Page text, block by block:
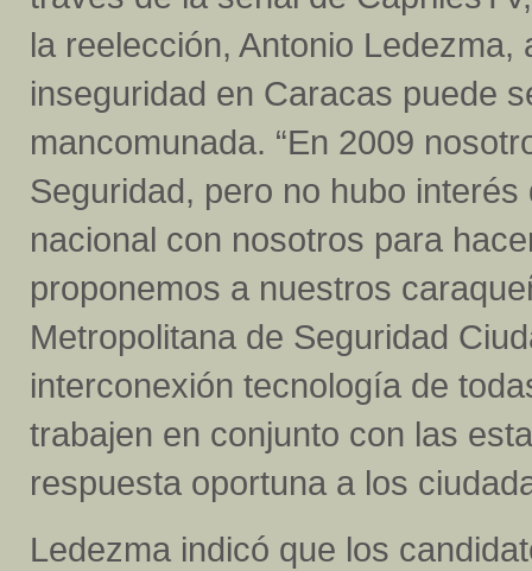
la reelección, Antonio
inseguridad en Caracas puede
mancomunada. “En 2009
Seguridad, pero no hubo
nacional con nosotros para
proponemos a nuestros
Metropolitana de Seguridad
interconexión tecnología de
trabajen en conjunto con las
respuesta oportuna a los
Ledezma indicó que los